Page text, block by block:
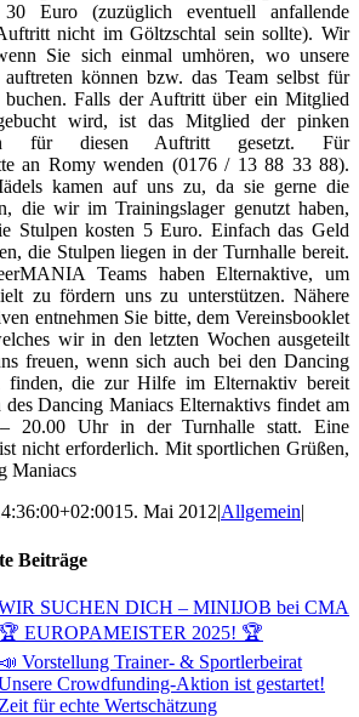
Euro (zuzüglich eventuell anfallende
nicht im Göltzschtal sein sollte). Wir
Sie sich einmal umhören, wo unsere
können bzw. das Team selbst für
buchen. Falls der Auftritt über ein Mitglied
wird, ist das Mitglied der pinken
für diesen Auftritt gesetzt. Für
an Romy wenden (0176 / 13 88 33 88).
kamen auf uns zu, da sie gerne die
die wir im Trainingslager genutzt haben,
Stulpen kosten 5 Euro. Einfach das Geld
die Stulpen liegen in der Turnhalle bereit.
Teams haben Elternaktive, um
zu fördern uns zu unterstützen. Nähere
entnehmen Sie bitte, dem Vereinsbooklet
wir in den letzten Wochen ausgeteilt
freuen, wenn sich auch bei den Dancing
finden, die zur Hilfe im Elternaktiv bereit
des Dancing Maniacs Elternaktivs findet am
20.00 Uhr in der Turnhalle statt. Eine
nicht erforderlich. Mit sportlichen Grüßen,
Maniacs
15. Mai 2012|Allgemein|
Beiträge
SUCHEN DICH – MINIJOB bei CMA
🏆 EUROPAMEISTER 2025! 🏆
📣 Vorstellung Trainer- & Sportlerbeirat
Crowdfunding-Aktion ist gestartet!
Zeit für echte Wertschätzung